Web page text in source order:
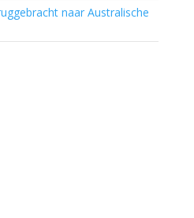
naar Australische